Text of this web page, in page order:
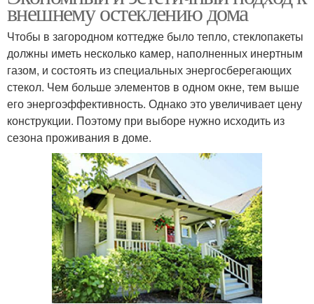
внешнему остеклению дома
Чтобы в загородном коттедже было тепло, стеклопакеты
должны иметь несколько камер, наполненных инертным
газом, и состоять из специальных энергосберегающих
стекол. Чем больше элементов в одном окне, тем выше
его энергоэффективность. Однако это увеличивает цену
конструкции. Поэтому при выборе нужно исходить из
сезона проживания в доме.